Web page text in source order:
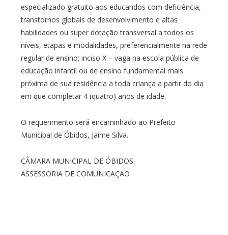
especializado gratuito aos educandos com deficiência,
transtornos globais de desenvolvimento e altas
habilidades ou super dotação transversal a todos os
níveis, etapas e modalidades, preferencialmente na rede
regular de ensino; inciso X – vaga na escola pública de
educação infantil ou de ensino fundamental mais
próxima de sua residência a toda criança a partir do dia
em que completar 4 (quatro) anos de idade.
O requerimento será encaminhado ao Prefeito
Municipal de Óbidos, Jaime Silva.
CÂMARA MUNICIPAL DE ÓBIDOS
ASSESSORIA DE COMUNICAÇÃO